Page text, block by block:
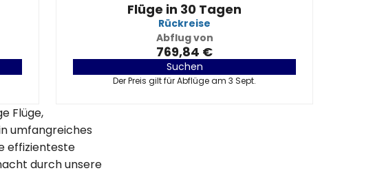
Flüge in 30 Tagen
Rückreise
Abflug von
769,84 €
Suchen
Der Preis gilt für Abflüge am 3 Sept.
Flüge,
umfangreiches
effizienteste
durch unsere